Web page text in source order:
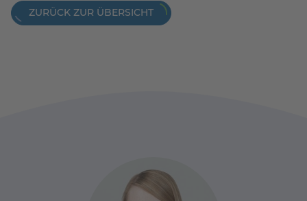
ZURÜCK ZUR ÜBERSICHT